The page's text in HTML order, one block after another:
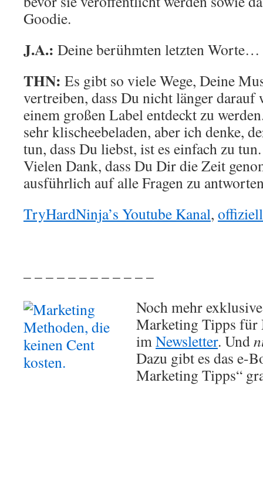
Goodie.
J.A.: Deine berühmten letzten Worte…
THN: Es gibt so viele Wege, Deine
vertreiben, dass Du nicht länger darauf
einem großen Label entdeckt zu
sehr klischeebeladen, aber ich denke,
tun, dass Du liebst, ist es einfach zu tun.
Vielen Dank, dass Du Dir die Zeit
ausführlich auf alle Fragen zu
TryHardNinja’s Youtube Kanal,
– – – – – – – – – – – –
Noch mehr
Marketing Tipps für
imNewsletter. Und
Dazu gibt es das e-
Marketing Tipps“